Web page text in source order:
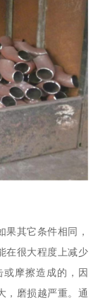
其它条件相同，
在很大程度上减少
摩擦造成的，因
，磨损越严重。通